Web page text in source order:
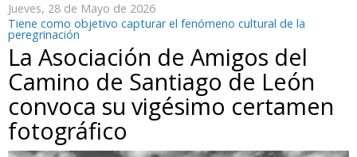
Jueves, 28 de Mayo de 2026
Tiene como objetivo capturar el fenómeno cultural de la
peregrinación
La Asociación de Amigos del
Camino de Santiago de León
convoca su vigésimo certamen
fotográfico